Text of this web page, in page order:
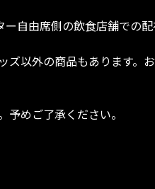
自由席側の飲食店舗での配
以外の商品もあります。
めご了承ください。